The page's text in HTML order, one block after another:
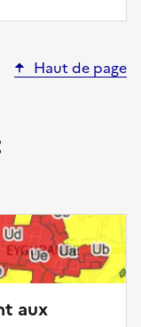
Haut de page
aux